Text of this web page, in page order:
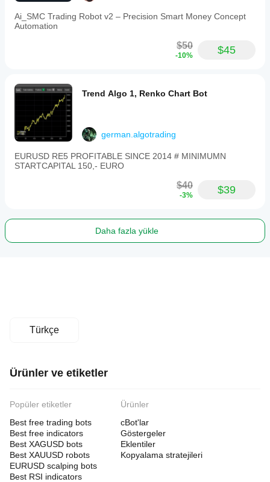
Ai_SMC Trading Robot v2 – Precision Smart Money Concept
Automation
$50
-10% $45
Trend Algo 1, Renko Chart Bot
german.algotrading
EURUSD RE5 PROFITABLE SINCE 2014 # MINIMUMN
STARTCAPITAL 150,- EURO
$40
-3% $39
Daha fazla yükle
Türkçe
Ürünler ve etiketler
Popüler etiketler
Best free trading bots
Best free indicators
Best XAGUSD bots
Best XAUUSD robots
EURUSD scalping bots
Best RSI indicators
Ürünler
cBot'lar
Göstergeler
Eklentiler
Kopyalama stratejileri